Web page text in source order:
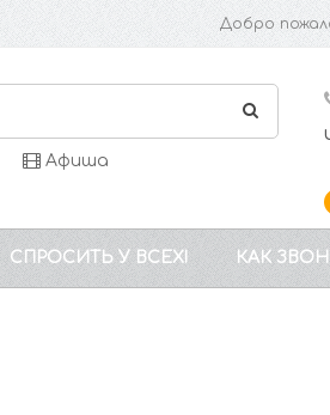
Добро
Афиша
СПРОСИТЬ У ВСЕХ! КАК